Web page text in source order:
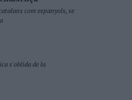
com espanyols, se
s'oblida de la